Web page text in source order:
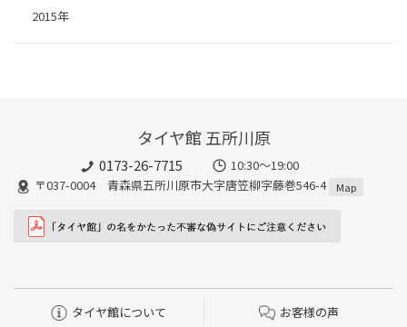
2015年
タイヤ館 五所川原
0173-26-7715
10:30～19:00
〒037-0004 青森県五所川原市大字唐笠柳字藤巻546-4
Map
タイヤ館について お客様の声